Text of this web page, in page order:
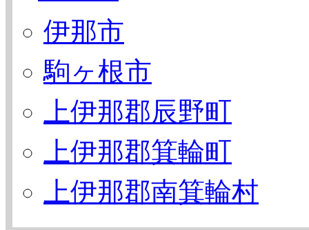
伊那市
駒ヶ根市
上伊那郡辰野町
上伊那郡箕輪町
上伊那郡南箕輪村